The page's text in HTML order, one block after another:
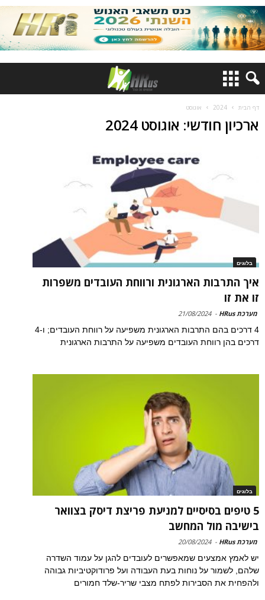
דף הבית 2024 אוגוסט
ארכיון חודשי: אוגוסט 2024
בלוגים
איך התרבות הארגונית ורווחת העובדים משפרות
זו את זו
מערכת HRus -
21/08/2024
4 דרכים בהם התרבות הארגונית משפיעה על רווחת העובדים; ו-4
דרכים בהן רווחת העובדים משפיעה על התרבות הארגונית
בלוגים
5 טיפים בסיסיים למניעת פריצת דיסק בצוואר
בישיבה מול המחשב
מערכת HRus -
20/08/2024
יש לאמץ אמצעים שמאפשרים לעובדים להגן על עמוד השדרה
שלהם, לשמור על נוחות בעת העבודה ועל פרודוקטיביות גבוהה
ולהפחית את הסבירות לפתח מצבי שריר-שלד חמורים